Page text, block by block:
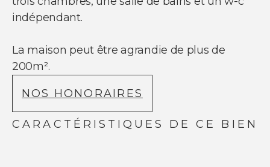
indépendant.
La maison peut être agrandie de plus de
200m².
NOS HONORAIRES
CARACTÉRISTIQUES DE CE BIEN
Youtube
© Copyright 2021 Ci-immo - Tous droits